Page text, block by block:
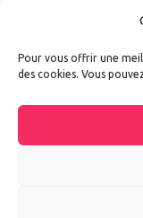
Pour vous offrir une
des cookies. Vous